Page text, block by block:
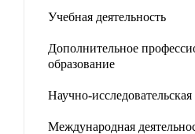
Учебная деятельность
Дополнительное
образование
Научно-исследовательская
Международная